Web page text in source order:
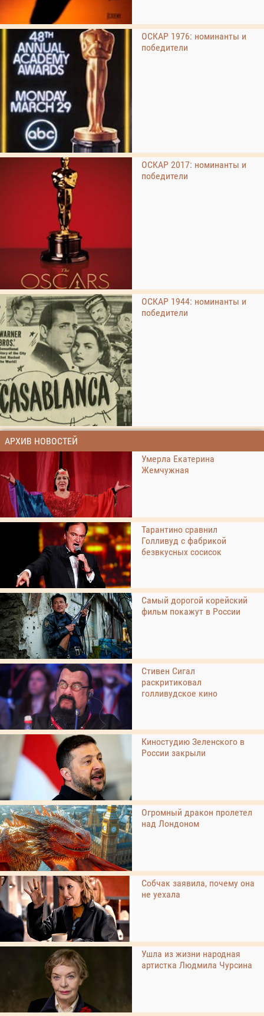
ОСКАР 1976: номинанты и
победители
ОСКАР 2017: номинанты и
победители
ОСКАР 1944: номинанты и
победители
АРХИВ НОВОСТЕЙ
Умерла Екатерина
Жемчужная
Тарантино сравнил
Голливуд с фабрикой
безвкусных сосисок
Самый дорогой корейский
фильм покажут в России
Стивен Сигал
раскритиковал
голливудское кино
Киностудию Зеленского в
России закрыли
Огромный дракон пролетел
над Лондоном
Собчак заявила, почему она
не уехала
Ушла из жизни народная
артистка Людмила Чурсина